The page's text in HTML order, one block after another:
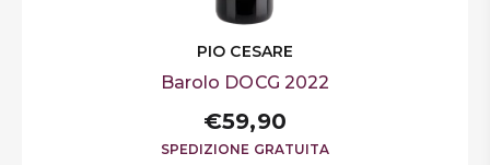
PIO CESARE
Barolo DOCG 2022
€59,90
SPEDIZIONE GRATUITA